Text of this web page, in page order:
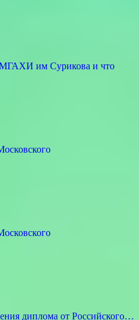
им Сурикова и что
диплома от Российского…